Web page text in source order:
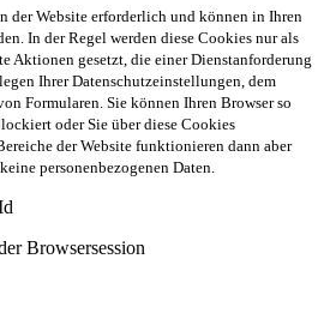
der Website erforderlich und können in Ihren
In der Regel werden diese Cookies nur als
Aktionen gesetzt, die einer Dienstanforderung
Ihrer Datenschutzeinstellungen, dem
Formularen. Sie können Ihren Browser so
oder Sie über diese Cookies
der Website funktionieren dann aber
personenbezogenen Daten.
Browsersession